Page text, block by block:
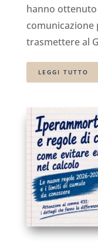
hanno
trasmettere al
LEGGI TUTTO